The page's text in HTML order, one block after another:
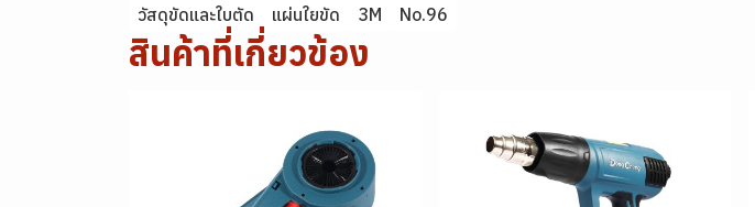
วัสดุขัดและใบตัด แผ่นใยขัด 3M No.96
สินค้าที่เกี่ยวข้อง